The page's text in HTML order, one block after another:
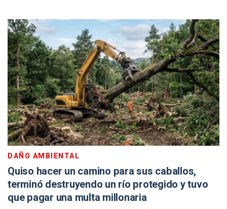
DAÑO AMBIENTAL
Quiso hacer un camino para sus caballos,
terminó destruyendo un río protegido y tuvo
que pagar una multa millonaria